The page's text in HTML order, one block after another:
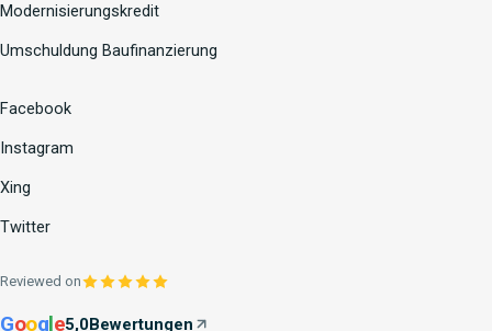
Modernisierungskredit
Umschuldung Baufinanzierung
Facebook
Instagram
Xing
Twitter
Reviewed on
Google5,0Bewertungen